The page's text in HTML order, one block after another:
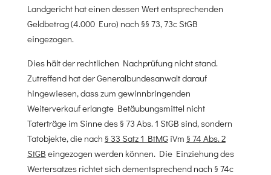
Landgericht hat einen dessen Wert entsprechenden
Geldbetrag (4.000 Euro) nach §§ 73, 73c StGB
eingezogen.
Dies hält der rechtlichen Nachprüfung nicht stand.
Zutreffend hat der Generalbundesanwalt darauf
hingewiesen, dass zum gewinnbringenden
Weiterverkauf erlangte Betäubungsmittel nicht
Taterträge im Sinne des § 73 Abs. 1 StGB sind, sondern
Tatobjekte, die nach § 33 Satz 1 BtMGiVm § 74 Abs. 2
StGB eingezogen werden können. Die Einziehung des
Wertersatzes richtet sich dementsprechend nach § 74c